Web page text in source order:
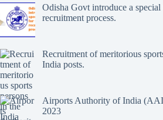
Odisha Govt introduce a
recruitment process.
Recruitment of meritorious
India posts.
Airports Authority of India
2023